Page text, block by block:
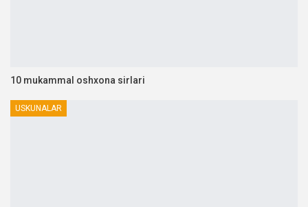
10 mukammal oshxona sirlari
USKUNALAR